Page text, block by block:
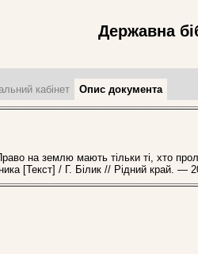
Державна
кабінет Опис документа
на землю мають тільки ті, хто
[Текст] / Г. Білик // Рідний